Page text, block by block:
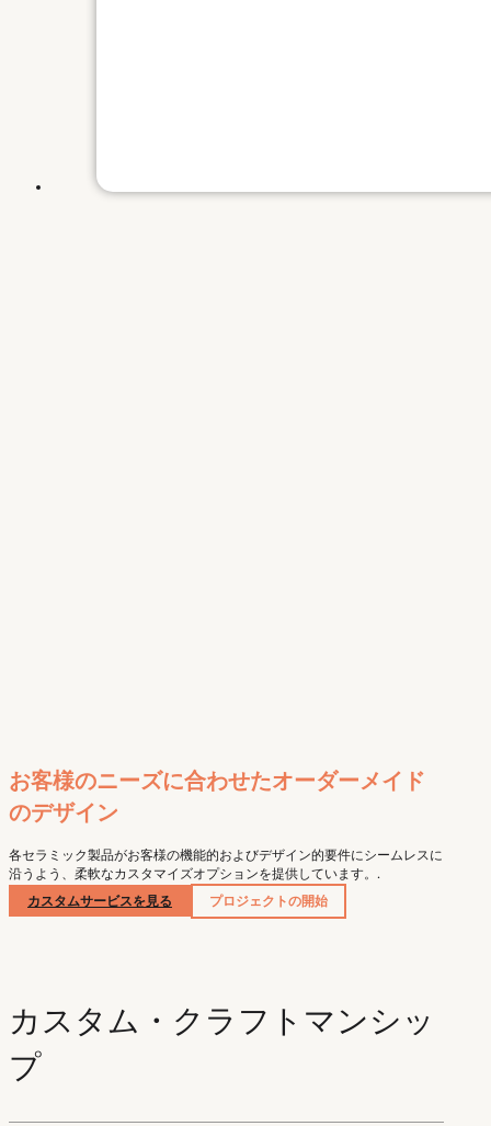
お客様のニーズに合わせたオーダーメイド
のデザイン
各セラミック製品がお客様の機能的およびデザイン的要件にシームレスに
沿うよう、柔軟なカスタマイズオプションを提供しています。.
カスタムサービスを見る
プロジェクトの開始
カスタム・クラフトマンシッ
プ